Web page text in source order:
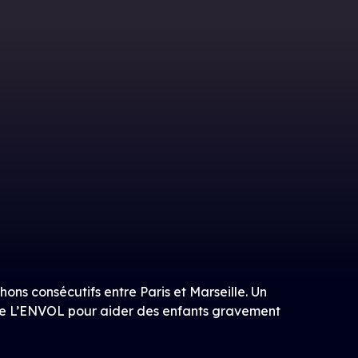
consécutifs entre Paris et Marseille. Un
pour aider des enfants gravement